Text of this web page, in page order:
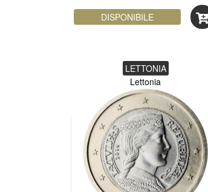
DISPONIBILE
LETTONIA
Lettonia